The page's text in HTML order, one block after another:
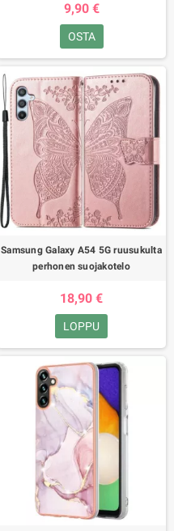
9,90 €
OSTA
Samsung Galaxy A54 5G ruusukulta
perhonen suojakotelo
18,90 €
LOPPU